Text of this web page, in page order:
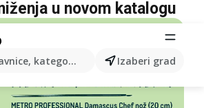
kategorije, proizvode...Izaberi grad
u novom katalogu